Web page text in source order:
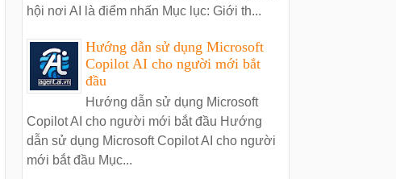
hội nơi AI là điểm nhấn Mục lục: Giới th...
Hướng dẫn sử dụng Microsoft
Copilot AI cho người mới bắt
đầu
Hướng dẫn sử dụng Microsoft
Copilot AI cho người mới bắt đầu Hướng
dẫn sử dụng Microsoft Copilot AI cho người
mới bắt đầu Mục...